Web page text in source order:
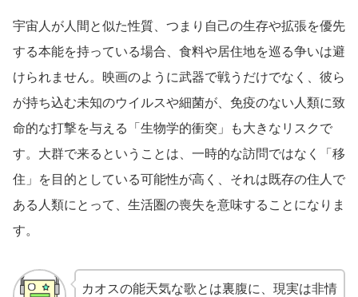
宇宙人が人間と似た性質、つまり自己の生存や拡張を優先
する本能を持っている場合、食料や居住地を巡る争いは避
けられません。映画のように武器で戦うだけでなく、彼ら
が持ち込む未知のウイルスや細菌が、免疫のない人類に致
命的な打撃を与える「生物学的衝突」も大きなリスクで
す。大群で来るということは、一時的な訪問ではなく「移
住」を目的としている可能性が高く、それは既存の住人で
ある人類にとって、生活圏の喪失を意味することになりま
す。
カオスの能天気な歌とは裏腹に、現実は非情